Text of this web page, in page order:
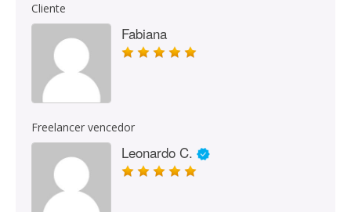
Cliente
Fabiana
Freelancer vencedor
Leonardo C.